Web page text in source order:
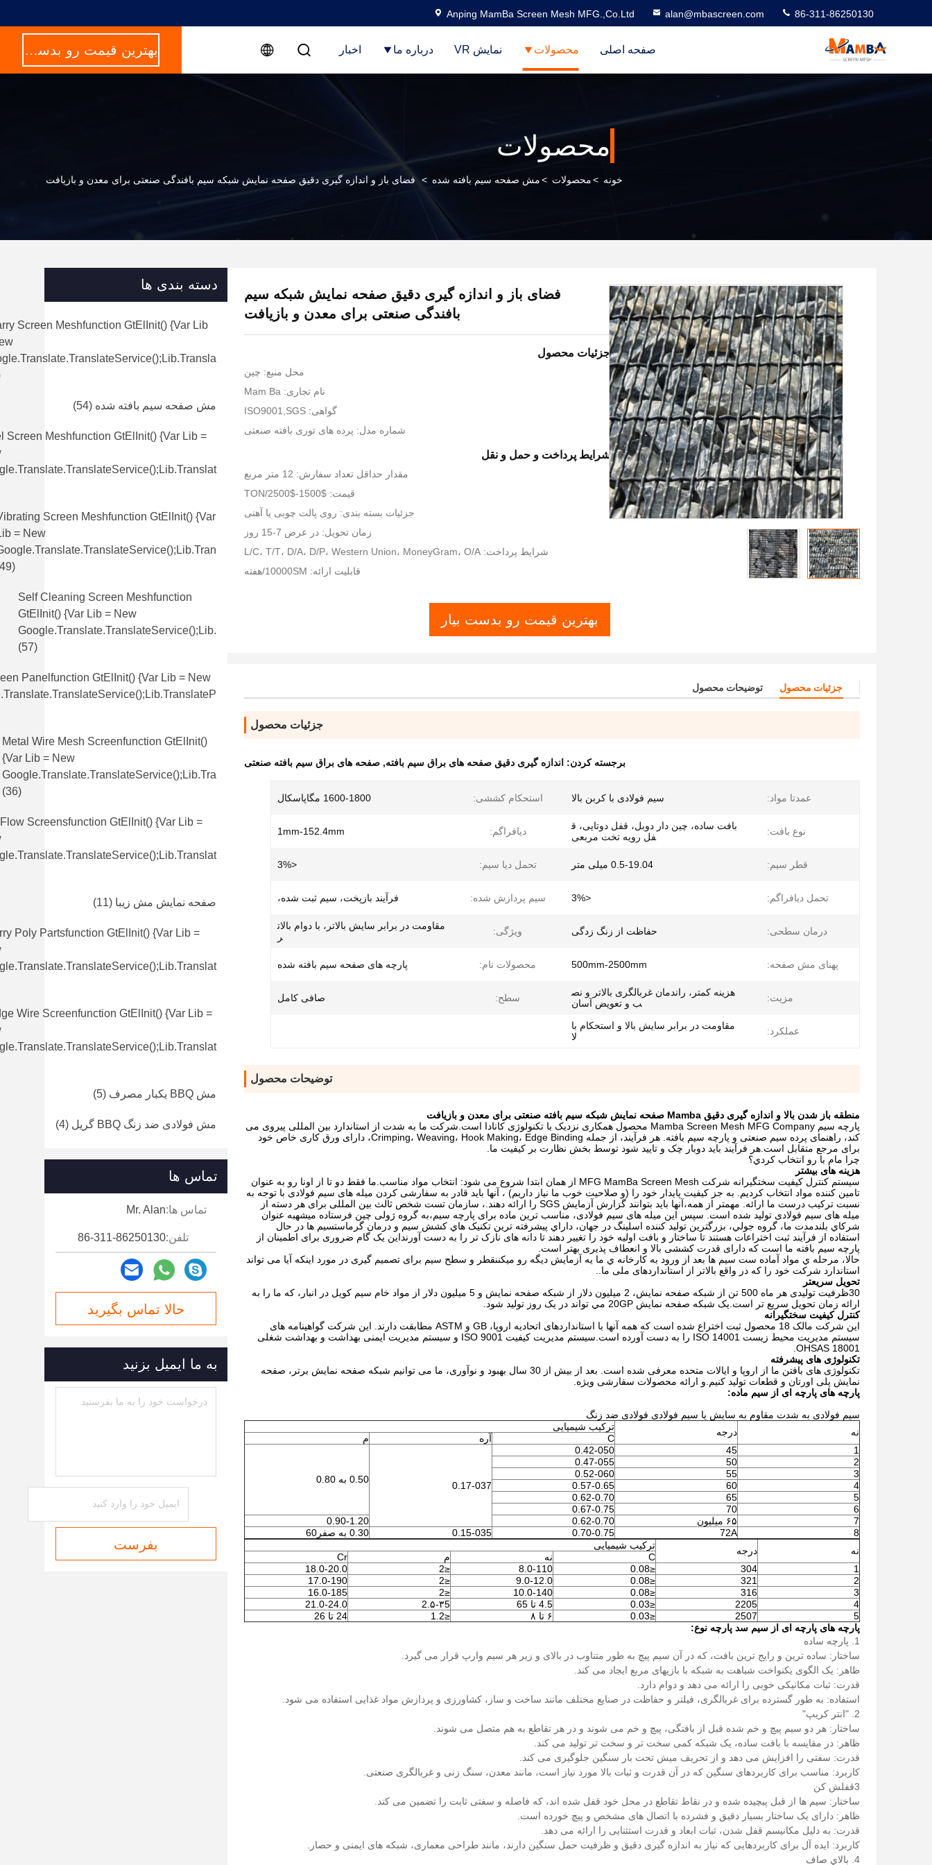
Anping MamBa Screen Mesh MFG.,Co.Ltd alan@mbascreen.com 86-311-86250130
صفحه اصلی محصولات نمایش VR درباره ما اخبار بهترین قیمت رو بدست بیار
محصولات
خونه >محصولات >مش صفحه سیم بافته شده > فضای باز و اندازه گیری دقیق صفحه نمایش شبکه سیم بافندگی صنعتی برای معدن و بازیافت
فضای باز و اندازه گیری دقیق صفحه نمایش شبکه سیم
بافندگی صنعتی برای معدن و بازیافت
جزئیات محصول
محل منبع: چین
نام تجاری: Mam Ba
گواهی: ISO9001,SGS
شماره مدل: پرده های توری بافته صنعتی
شرایط پرداخت و حمل و نقل
مقدار حداقل تعداد سفارش: 12 متر مربع
قیمت: $1500-$2500/TON
جزئیات بسته بندی: روی پالت چوبی یا آهنی
زمان تحویل: در عرض 7-15 روز
شرایط پرداخت: L/C، T/T، D/A، D/P، Western Union، MoneyGram، O/A
قابلیت ارائه: 10000SM/هفته
بهترین قیمت رو بدست بیار
جزئیات محصول توضیحات محصول
جزئیات محصول
برجسته کردن: اندازه گیری دقیق صفحه های براق سیم بافته, صفحه های براق سیم بافته صنعتی
عمدتا مواد: سیم فولادی با کربن بالا استحکام کششی: 1600-1800 مگاپاسکال
نوع بافت:
بافت ساده، چین دار دوبل، قفل دوتایی، ق
فل رویه تخت مربعی
دیافراگم: 1mm-152.4mm
قطر سیم: 0.5-19.04 میلی متر تحمل دیا سیم: <3%
تحمل دیافراگم: <3% سیم پردازش شده: فرآیند بازپخت، سیم ثبت شده،
درمان سطحی: حفاظت از زنگ زدگی ویژگی:
مقاومت در برابر سایش بالاتر، با دوام بالات
ر
پهنای مش صفحه: 500mm-2500mm محصولات نام: پارچه های صفحه سیم بافته شده
مزیت:
هزینه کمتر، راندمان غربالگری بالاتر و نص
ب و تعویض آسان
سطح: صافی کامل
عملکرد:
مقاومت در برابر سایش بالا و استحکام با
لا
توضیحات محصول
منطقه باز شدن بالا و اندازه گیری دقیق Mamba صفحه نمایش شبکه سیم بافته صنعتی برای معدن و بازیافت
پارچه سیم Mamba Screen Mesh MFG Company محصول همکاری نزدیک با تکنولوژی کانادا است.شرکت ما به شدت از استاندارد بین المللی پیروی می
کند، راهنمای پرده سیم صنعتی و پارچه سیم بافته. هر فرآیند، از جمله Crimping، Weaving، Hook Making، Edge Binding، دارای ورق کاری خاص خود
برای مرجع متقابل است.هر فرآیند باید دوبار چک و تایید شود توسط بخش نظارت بر کیفیت ما.
چرا مام با رو انتخاب کردي؟
هزینه های بیشتر
سیستم کنترل کیفیت سختگیرانه شرکت MFG MamBa Screen Mesh از همان ابتدا شروع می شود: انتخاب مواد مناسب.ما فقط دو تا از اونا رو به عنوان
تامین کننده مواد انتخاب کردیم. به جز کیفیت پایدار خود را (و صلاحیت خوب ما نیاز داریم) ، آنها باید قادر به سفارشی کردن میله های سیم فولادی با توجه به
نسبت ترکیب درست ما ارائه. مهمتر از همه،آنها باید بتوانند گزارش آزمایش SGS را ارائه دهند.، سازمان تست شخص ثالث بین المللی برای هر دسته از
میله های سیم فولادی تولید شده است. سپس این میله های سیم فولادی، مناسب ترین ماده برای پارچه سیم،به گروه ژولی چین فرستاده میشهبه عنوان
شرکاي بلندمدت ما، گروه جولي، بزرگترين توليد کننده اسلينگ در جهان، داراي پيشرفته ترين تکنیک هاي کشش سيم و درمان گرماستسیم ها در حال
استفاده از فرآیند ثبت اختراعات هستند تا ساختار و بافت اولیه خود را تغییر دهند تا دانه های نازک تر را به دست آورنداین یک گام ضروری برای اطمینان از
پارچه سیم بافته ما است که دارای قدرت کششی بالا و انعطاف پذیری بهتر است.
حالا، مرحله ي مواد آماده ست سيم ها بعد از ورود به کارخانه ي ما يه آزمايش ديگه رو ميکننقطر و سطح سیم برای تصمیم گیری در مورد اینکه آیا می تواند
استاندارد شرکت خود را که در واقع بالاتر از استانداردهای ملی ما..
تحویل سریعتر
30ظرفیت تولیدی هر ماه 500 تن از شبکه صفحه نمایش، 2 میلیون دلار از شبکه صفحه نمایش و 5 میلیون دلار از مواد خام سیم کویل در انبار، که ما را به
ارائه زمان تحویل سریع تر است.يک شبكه صفحه نمایش 20GP مي تواند در يک روز تولید شود.
کنترل کیفیت سختگیرانه
این شرکت مالک 18 محصول ثبت اختراع شده است که همه آنها با استانداردهای اتحادیه اروپا، GB و ASTM مطابقت دارند. این شرکت گواهینامه های
سیستم مدیریت محیط زیست ISO 14001 را به دست آورده است.سیستم مدیریت کیفیت ISO 9001 و سیستم مدیریت ایمنی بهداشت و بهداشت شغلی
OHSAS 18001.
تکنولوژی های پیشرفته
تکنولوژی های بافتن ما از اروپا و ایالات متحده معرفی شده است. بعد از بیش از 30 سال بهبود و نوآوری، ما می توانیم شبکه صفحه نمایش برتر، صفحه
نمایش پلی اورتان و قطعات تولید کنیم.و ارائه محصولات سفارشی ویژه.
پارچه های پارچه ای از سیم ماده:
سیم فولادی به شدت مقاوم به سایش یا سیم فولادی فولادی ضد زنگ
نه
درجه
ترکیب شیمیایی
C
آره
م
1
45
0.42-050
0.17-037
0.50 به 0.80
2
50
0.47-055
3
55
0.52-060
4
60
0.57-0.65
5
65
0.62-0.70
6
70
0.67-0.75
7
۶۵ میلیون 0.62-0.70
0.90-1.20
8
72A
0.70-0.75
0.15-035
0.30 به صفر60
نه
درجه
ترکیب شیمیایی
C
نه م
Cr
1
304
≤0.08
8.0-110
≤2
18.0-20.0
2
321
≤0.08
9.0-12.0
≤2
17.0-190
3
316
≤0.08
10.0-140
≤2
16.0-185
4
2205
≤0.03 4.5 تا 65 2.۵-۳5
21.0-24.0
5
2507
≤0.03 ۶ تا ۸ ≤1.2
24 تا 26
پارچه های پارچه ای از سیم سد پارچه نوع:
1. پارچه ساده
ساختار: ساده ترین و رایج ترین بافت، که در آن سیم پیچ به طور متناوب در بالای و زیر هر سیم وارپ قرار می گیرد.
ظاهر: یک الگوی یکنواخت شباهت به شبکه با بازیهای مربع ایجاد می کند.
قدرت: ثبات مکانیکی خوبی را ارائه می دهد و دوام دارد.
استفاده: به طور گسترده برای غربالگری، فیلتر و حفاظت در صنایع مختلف مانند ساخت و ساز، کشاورزی و پردازش مواد غذایی استفاده می شود.
2. "انتر کريپ"
ساختار: هر دو سیم پیچ و خم شده قبل از بافتگی، پیچ و خم می شوند و در هر تقاطع به هم متصل می شوند.
ظاهر: در مقایسه با بافت ساده، یک شبکه کمی سخت تر و سخت تر تولید می کند.
قدرت: سفتی را افزایش می دهد و از تحریف میش تحت بار سنگین جلوگیری می کند.
کاربرد: مناسب برای کاربردهای سنگین که در آن قدرت و ثبات بالا مورد نیاز است، مانند معدن، سنگ زنی و غربالگری صنعتی.
3قفلش کن
ساختار: سیم ها از قبل پیچیده شده و در نقاط تقاطع در محل خود قفل شده اند، که فاصله و سفتی ثابت را تضمین می کند.
ظاهر: دارای یک ساختار بسیار دقیق و فشرده با اتصال های مشخص و پیچ خورده است.
قدرت: به دلیل مکانیسم قفل شدن، ثبات ابعاد و قدرت استثنایی را ارائه می دهد.
کاربرد: ایده آل برای کاربردهایی که نیاز به اندازه گیری دقیق و ظرفیت حمل سنگین دارند، مانند طراحی معماری، شبکه های ایمنی و حصار.
4. بالاي صاف
دسته بندی ها
Screen Meshfunction GtElInit() {var Lib
مش صفحه سیم بافته شده (54)
Screen Meshfunction GtElInit() {var Lib =
Screen Meshfunction GtElInit() {var
= New
Self Cleaning Screen Meshfunction
GtElInit() {var Lib = New
Google.translate.TranslateService();lib.
(57)
Panelfunction GtElInit() {var Lib = New
Metal Wire Mesh Screenfunction GtElInit()
{var Lib = New
Google.translate.TranslateService();lib.tra
(36)
Screensfunction GtElInit() {var Lib =
صفحه نمایش مش زیبا (11)
Poly Partsfunction GtElInit() {var Lib =
Wire Screenfunction GtElInit() {var Lib =
مش BBQ یکبار مصرف (5)
مش فولادی ضد زنگ BBQ گریل (4)
تماس ها
تماس ها:Mr. Alan
تلفن:86-311-86250130
حالا تماس بگیرید
به ما ایمیل بزنید
بفرست